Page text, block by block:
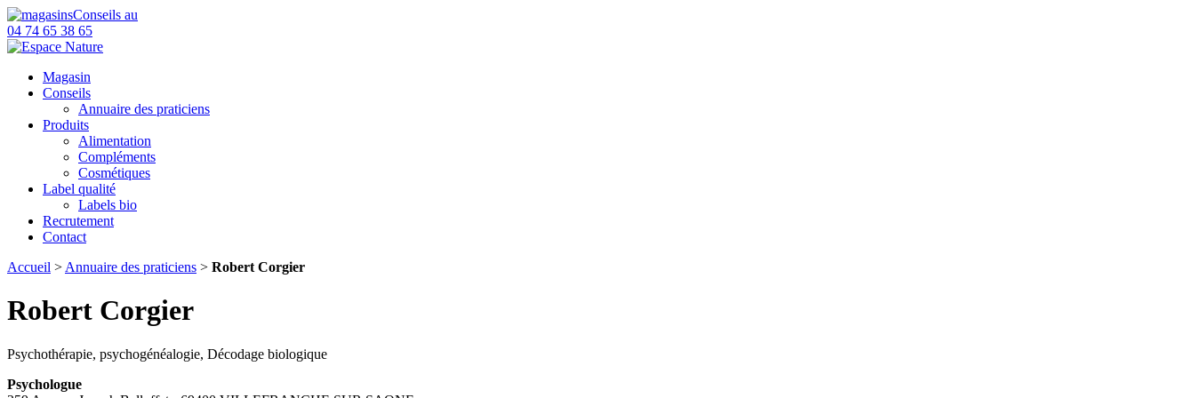
Conseils au
04 74 65 38 65
Magasin
Conseils
Annuaire des praticiens
Produits
Alimentation
Compléments
Cosmétiques
Label qualité
Labels bio
Recrutement
Contact
Accueil > Annuaire des praticiens > Robert Corgier
Robert Corgier
Psychothérapie, psychogénéalogie, Décodage biologique
Psychologue